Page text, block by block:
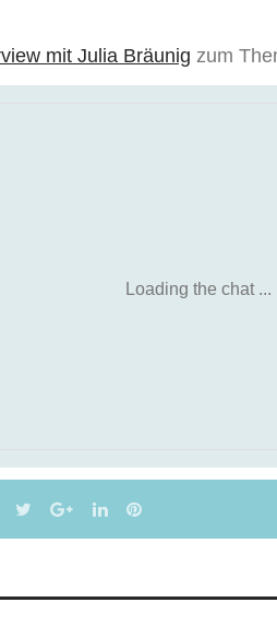
mit Julia Bräunig zum
Loading the chat ...
TWITTERGOOGLE+
LINKEDIN
PINTEREST